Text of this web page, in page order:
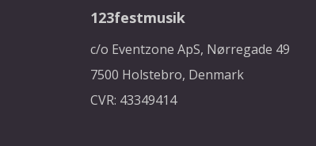
123festmusik
c/o Eventzone ApS, Nørregade 49
7500 Holstebro, Denmark
CVR: 43349414